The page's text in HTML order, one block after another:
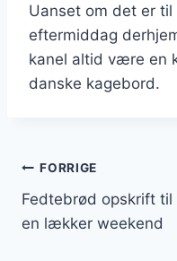
Uanset om det er
eftermiddag
kanel altid være en
danske kagebord.
FORRIGE
Fedtebrød opskrift til
en lækker weekend